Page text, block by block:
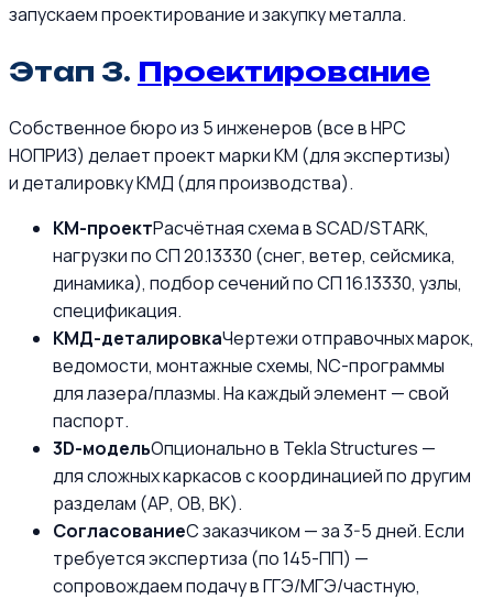
запускаем проектирование и закупку металла.
Этап 3. Проектирование
Собственное бюро из 5 инженеров (все в НРС
НОПРИЗ) делает проект марки КМ (для экспертизы)
и деталировку КМД (для производства).
КМ-проектРасчётная схема в SCAD/STARK,
нагрузки по СП 20.13330 (снег, ветер, сейсмика,
динамика), подбор сечений по СП 16.13330, узлы,
спецификация.
КМД-деталировкаЧертежи отправочных марок,
ведомости, монтажные схемы, NC-программы
для лазера/плазмы. На каждый элемент — свой
паспорт.
3D-модельОпционально в Tekla Structures —
для сложных каркасов с координацией по другим
разделам (АР, ОВ, ВК).
СогласованиеС заказчиком — за 3-5 дней. Если
требуется экспертиза (по 145-ПП) —
сопровождаем подачу в ГГЭ/МГЭ/частную,